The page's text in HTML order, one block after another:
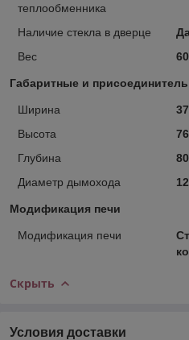
теплообменника
Наличие стекла в дверце
Вес
Габаритные и
Ширина
Высота
Глубина
Диаметр дымохода
Модификация печи
Модификация печи
Скрыть
Условия доставки